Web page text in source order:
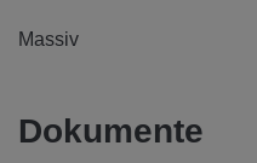
Massiv
Dokumente